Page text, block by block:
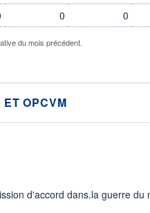
0 0
du mois précédent.
OPCVM
d'accord dans.la guerre